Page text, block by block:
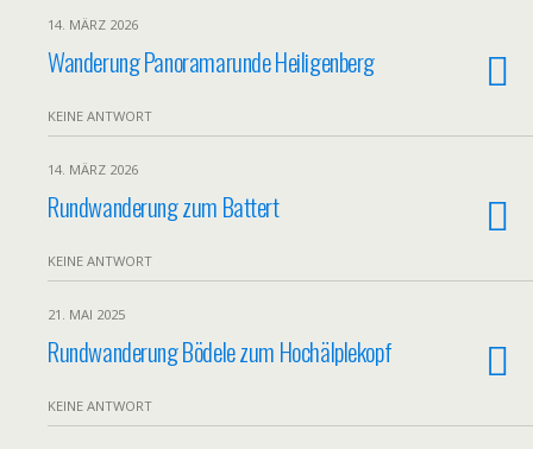
14. MÄRZ 2026
Wanderung Panoramarunde Heiligenberg
KEINE ANTWORT
14. MÄRZ 2026
Rundwanderung zum Battert
KEINE ANTWORT
21. MAI 2025
Rundwanderung Bödele zum Hochälplekopf
KEINE ANTWORT